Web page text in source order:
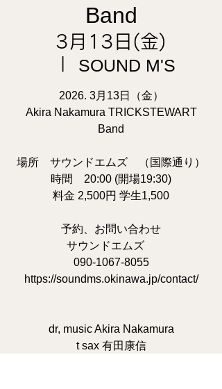
Band
3月13日(金)
SOUND M'S
2026. 3月13日（金）
Akira Nakamura TRICKSTEWART
Band
場所 サウンドエムズ （国際通り）
時間 20:00 (開場19:30)
料金 2,500円 学生1,500
予約、お問い合わせ
サウンドエムズ
090-1067-8055
https://soundms.okinawa.jp/contact/
dr, music Akira Nakamura
t sax 有田康信